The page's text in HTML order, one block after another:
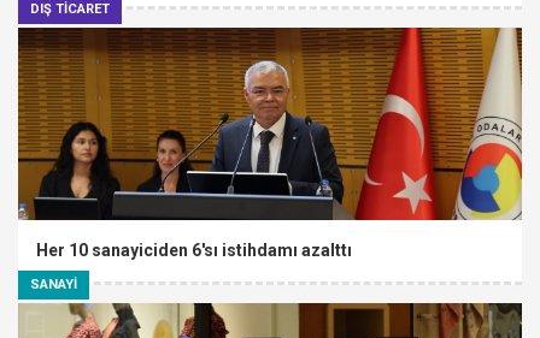
DIŞ TİCARET
SANAYİ
Her 10 sanayiciden 6'sı istihdamı azalttı